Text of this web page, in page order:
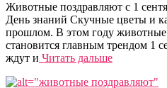
Животные поздравляют с 1
День знаний Скучные цветы и
прошлом. В этом году
становится главным трендом 1
ждут и Читать дальше